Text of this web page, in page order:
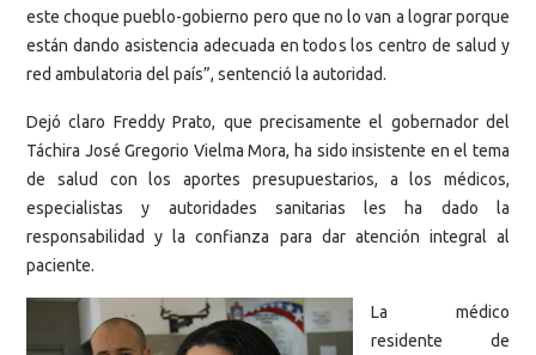
este choque pueblo-gobierno pero que no lo van a lograr porque
están dando asistencia adecuada en todos los centro de salud y
red ambulatoria del país”, sentenció la autoridad.
Dejó claro Freddy Prato, que precisamente el gobernador del
Táchira José Gregorio Vielma Mora, ha sido insistente en el tema
de salud con los aportes presupuestarios, a los médicos,
especialistas y autoridades sanitarias les ha dado la
responsabilidad y la confianza para dar atención integral al
paciente.
La médico
residente de